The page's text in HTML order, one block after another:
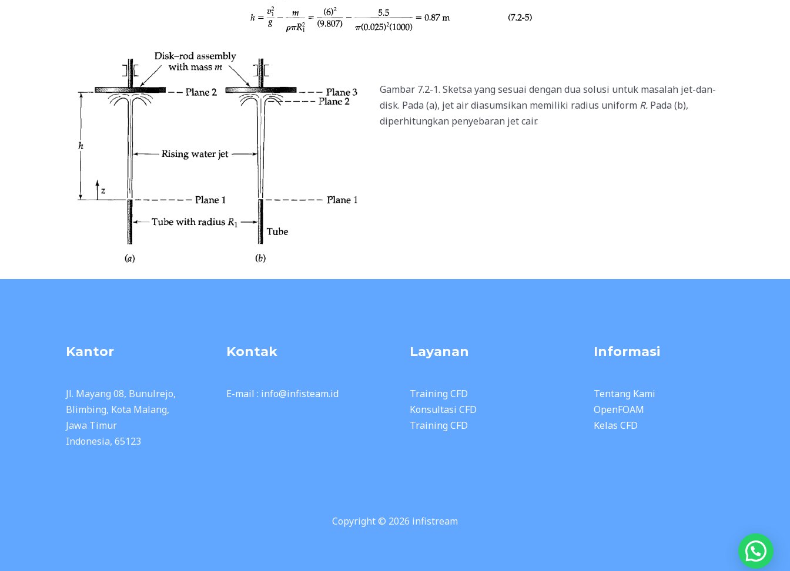
Gambar 7.2-1. Sketsa yang sesuai dengan dua solusi untuk masalah jet-dan-
disk. Pada (a), jet air diasumsikan memiliki radius uniform R. Pada (b),
diperhitungkan penyebaran jet cair.
Kantor
Jl. Mayang 08, Bunulrejo,
Blimbing, Kota Malang,
Jawa Timur
Indonesia, 65123
Kontak
E-mail : info@infisteam.id
Layanan
Training CFD
Konsultasi CFD
Training CFD
Informasi
Tentang Kami
OpenFOAM
Kelas CFD
Copyright © 2026 infistream